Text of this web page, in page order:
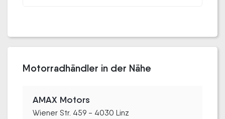
Motorradhändler in der Nähe
AMAX Motors
Wiener Str. 459 - 4030 Linz